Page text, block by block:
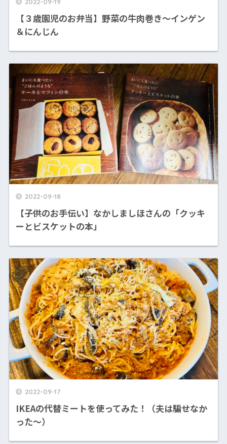
【３歳園児のお弁当】野菜の牛肉巻き〜インゲン
＆にんじん
2022-09-18
【子供のお手伝い】なかしましほさんの「クッキ
ーとビスケットの本」
2022-09-17
IKEAの代替ミートを使ってみた！（夫は騙せなか
った〜）